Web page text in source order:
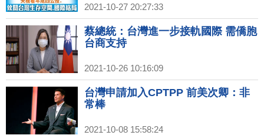
2021-10-27 20:27:33
蔡總統：台灣進一步接軌國際 需僑胞
台商支持
2021-10-26 10:16:09
台灣申請加入CPTPP 前美次卿：非
常棒
2021-10-08 15:58:24